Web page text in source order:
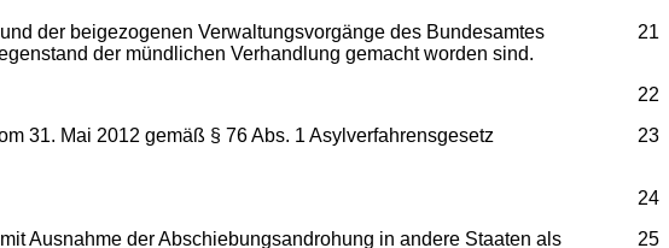
21
der beigezogenen Verwaltungsvorgänge des Bundesamtes
der mündlichen Verhandlung gemacht worden sind.
22
23
31. Mai 2012 gemäß § 76 Abs. 1 Asylverfahrensgesetz
24
25
Ausnahme der Abschiebungsandrohung in andere Staaten als